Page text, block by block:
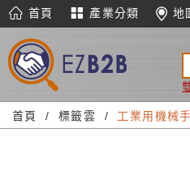
首頁 產業分類 地
首頁 標籤雲 工業用機械